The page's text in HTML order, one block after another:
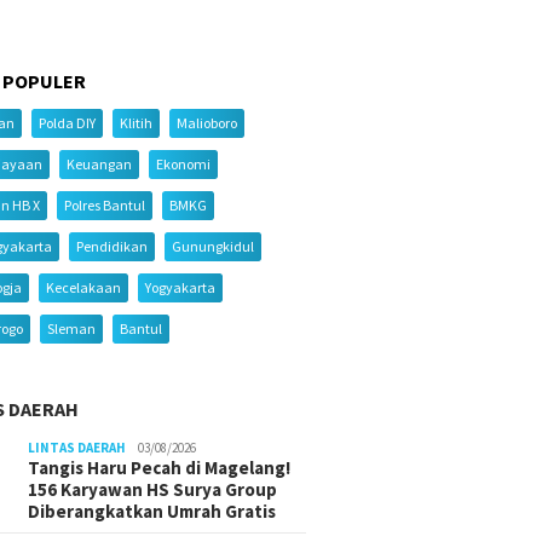
Polda DIY Klitih Malioboro
Keuangan Ekonomi
HB X Polres Bantul BMKG
Pendidikan Gunungkidul
Kecelakaan Yogyakarta
Sleman Bantul
DAERAH
LINTAS DAERAH 03/08/2026
Tangis Haru Pecah di Magelang!
156 Karyawan HS Surya Group
Diberangkatkan Umrah Gratis